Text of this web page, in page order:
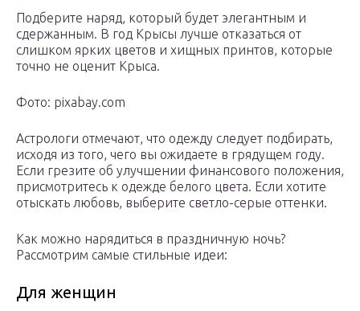
Подберите наряд, который будет элегантным и
сдержанным. В год Крысы лучше отказаться от
слишком ярких цветов и хищных принтов, которые
точно не оценит Крыса.
Фото: pixabay.com
Астрологи отмечают, что одежду следует подбирать,
исходя из того, чего вы ожидаете в грядущем году.
Если грезите об улучшении финансового положения,
присмотритесь к одежде белого цвета. Если хотите
отыскать любовь, выберите светло-серые оттенки.
Как можно нарядиться в праздничную ночь?
Рассмотрим самые стильные идеи:
Для женщин